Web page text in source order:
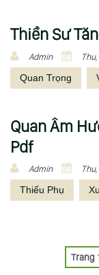
Thiền Sư
Admin
Quan Trọng
Quan Âm
Pdf
Admin
Thiếu Phụ
Trang